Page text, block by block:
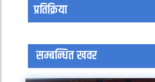
प्रतिक्रिया
सम्बन्धित खवर